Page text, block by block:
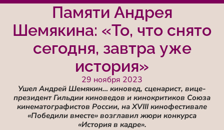
Памяти Андрея
Шемякина: «То, что снято
сегодня, завтра уже
история»
29 ноября 2023
Ушел Андрей Шемякин… киновед, сценарист, вице-
президент Гильдии киноведов и кинокритиков Союза
кинематографистов России, наXVIII кинофестивале
«Победили вместе» возглавил жюри конкурса
«История в кадре».